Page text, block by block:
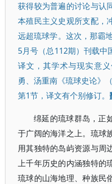
获得较为普遍的讨论与认
本殖民主义史观所支配，
远超琉球学。这次，那霸
5月号（总112期）刊载中
译文，其学术与现实意
勇、汤重南《琉球史论》
第1节，译文有个别修订。
绵延的琉球群岛，正
于广阔的海洋之上。琉球
用其独特的岛屿资源与周
上千年历史的内涵独特的
琉球的山海地理、种族民